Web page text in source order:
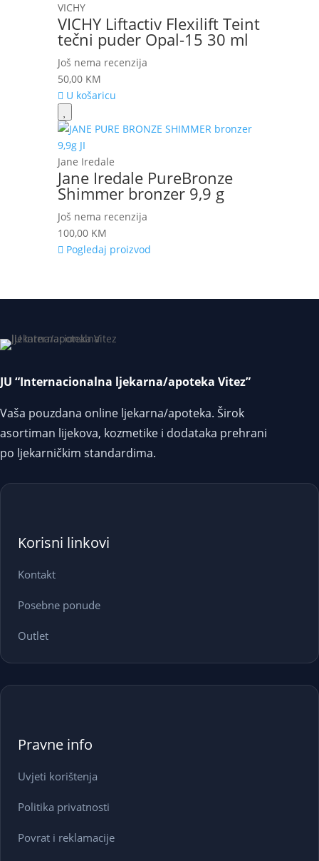
VICHY
VICHY Liftactiv Flexilift Teint
tečni puder Opal-15 30 ml
Još nema recenzija
50,00 KM
U košaricu
Jane Iredale
Jane Iredale PureBronze
Shimmer bronzer 9,9 g
Još nema recenzija
100,00 KM
Pogledaj proizvod
JU “Internacionalna ljekarna/apoteka Vitez”
Vaša pouzdana online ljekarna/apoteka. Širok
asortiman lijekova, kozmetike i dodataka prehrani
po ljekarničkim standardima.
Korisni linkovi
Kontakt
Posebne ponude
Outlet
Pravne info
Uvjeti korištenja
Politika privatnosti
Povrat i reklamacije